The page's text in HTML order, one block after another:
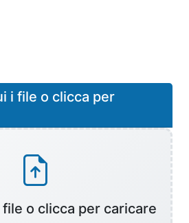
i file o clicca per
o clicca per caricare